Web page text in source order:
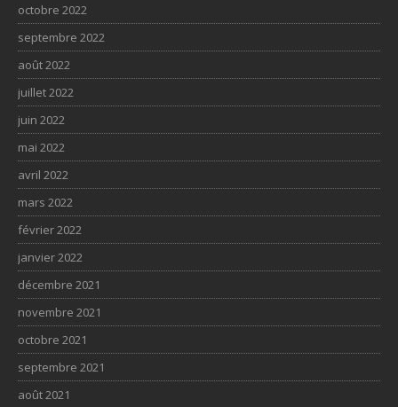
octobre 2022
septembre 2022
août 2022
juillet 2022
juin 2022
mai 2022
avril 2022
mars 2022
février 2022
janvier 2022
décembre 2021
novembre 2021
octobre 2021
septembre 2021
août 2021